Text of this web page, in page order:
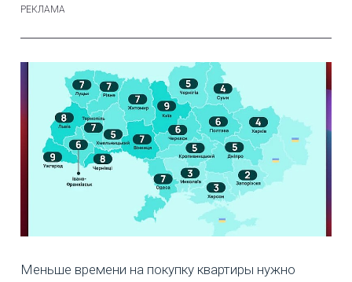
Меньше времени на покупку квартиры нужно